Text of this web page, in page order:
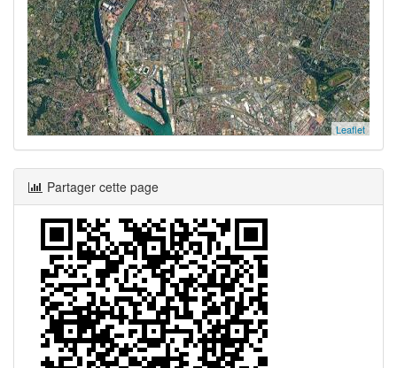
Leaflet
Partager cette page